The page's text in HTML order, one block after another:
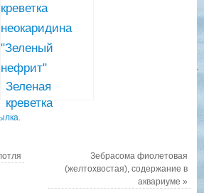
Зеленая
креветка
неокаридина
нефрит»
(Neocaridina
heteropoda
.
Зебрасома фиолетовая
(желтохвостая), содержание в
аквариуме»